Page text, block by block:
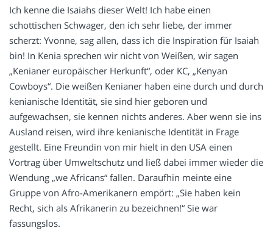
Ich kenne die Isaiahs dieser Welt! Ich habe einen
schottischen Schwager, den ich sehr liebe, der immer
scherzt: Yvonne, sag allen, dass ich die Inspiration für Isaiah
bin! In Kenia sprechen wir nicht von Weißen, wir sagen
„Kenianer europäischer Herkunft“, oder KC, „Kenyan
Cowboys“. Die weißen Kenianer haben eine durch und durch
kenianische Identität, sie sind hier geboren und
aufgewachsen, sie kennen nichts anderes. Aber wenn sie ins
Ausland reisen, wird ihre kenianische Identität in Frage
gestellt. Eine Freundin von mir hielt in den USA einen
Vortrag über Umweltschutz und ließ dabei immer wieder die
Wendung „we Africans“ fallen. Daraufhin meinte eine
Gruppe von Afro-Amerikanern empört: „Sie haben kein
Recht, sich als Afrikanerin zu bezeichnen!“ Sie war
fassungslos.